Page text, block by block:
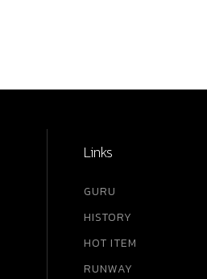
Links
GURU
HISTORY
HOT ITEM
RUNWAY